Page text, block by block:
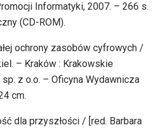
Informatyki, 2007. – 266 s.
(CD-ROM).
ochrony zasobów cyfrowych /
– Kraków : Krakowskie
z o.o. – Oficyna Wydawnicza
cm.
dla przyszłości / [red. Barbara